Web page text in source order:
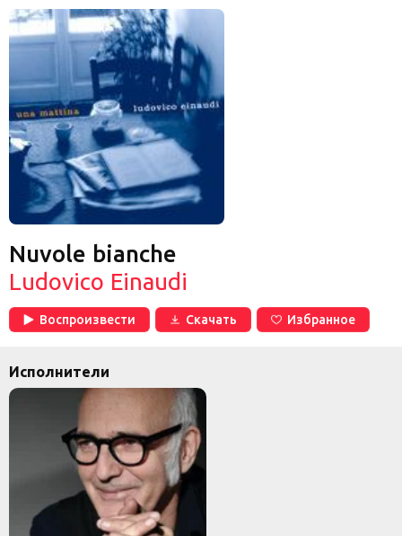
Nuvole bianche
Ludovico Einaudi
Воспроизвести Скачать Избранное
Исполнители